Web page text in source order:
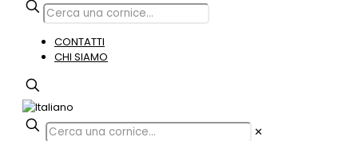
CONTATTI
CHI SIAMO
✕